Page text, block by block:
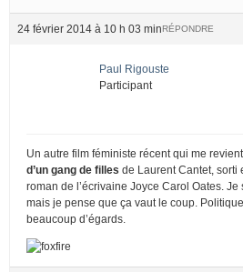
24 février 2014 à 10 h 03 minRÉPONDRE
Paul Rigouste
Participant
Un autre film féministe récent qui me
d’un gang de filles de Laurent Cantet, sorti
roman de l’écrivaine Joyce Carol Oates. Je
mais je pense que ça vaut le coup.
beaucoup d’égards.